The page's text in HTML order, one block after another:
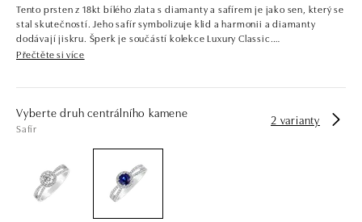
Tento prsten z 18kt bílého zlata s diamanty a safírem je jako sen, který se
stal skutečností. Jeho safír symbolizuje klid a harmonii a diamanty
dodávají jiskru. Šperk je součástí kolekce Luxury Classic.
šperky i odvážnější kousky s barevnými drahokamy. Svůj vysněný
doplněk, nebo vytoužený zásnubní prsten si zde vybere opravdu každý.
Společnost ALO diamonds vyrábí v Čechách šperky z diamantů a
drahých kamenů už téměř 30 let. Každý šperk je tak originál a je také
opatřen certifikátem pravosti a dodán v luxusním balení. Ať už vybíráte
zásnubní prsten nebo diamantový náramek či náhrdelník, nedarujete s
Přečtěte si více
Vyberte druh centrálního kamene
Safír
2 varianty